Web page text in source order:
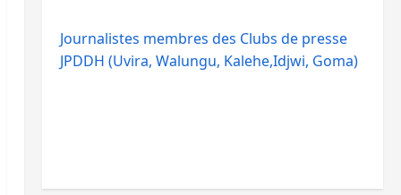
Journalistes membres des Clubs de presse
JPDDH (Uvira, Walungu, Kalehe,Idjwi, Goma)